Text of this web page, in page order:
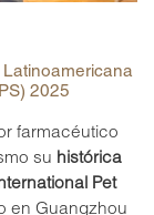
2025
farmacéutico
su histórica
Pet
en Guangzhou